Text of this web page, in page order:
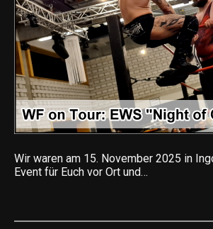
Wir waren am 15. November 2025 in
Event für Euch vor Ort und…